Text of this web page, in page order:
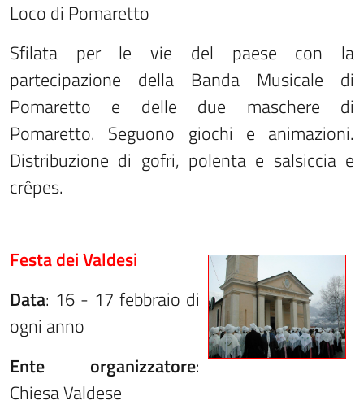
Loco di Pomaretto
Sfilata per le vie del paese con la
partecipazione della Banda Musicale di
Pomaretto e delle due maschere di
Pomaretto. Seguono giochi e animazioni.
Distribuzione di gofri, polenta e salsiccia e
crêpes.
Festa dei Valdesi
Data: 16 - 17 febbraio di
ogni anno
Ente organizzatore:
Chiesa Valdese